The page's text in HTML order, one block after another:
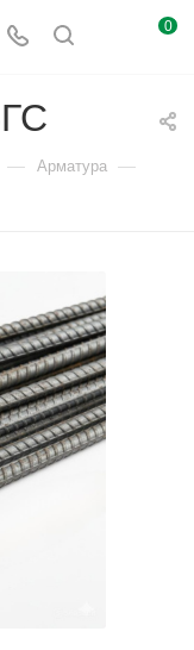
0
— Арматура —